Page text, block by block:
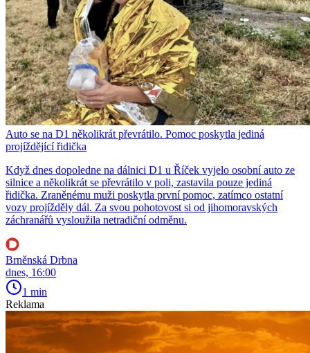
Auto se na D1 několikrát převrátilo. Pomoc poskytla jediná
projíždějící řidička
Když dnes dopoledne na dálnici D1 u Říček vyjelo osobní auto ze
silnice a několikrát se převrátilo v poli, zastavila pouze jediná
řidička. Zraněnému muži poskytla první pomoc, zatímco ostatní
vozy projížděly dál. Za svou pohotovost si od jihomoravských
záchranářů vysloužila netradiční odměnu.
Brněnská Drbna
dnes, 16:00
1 min
Reklama